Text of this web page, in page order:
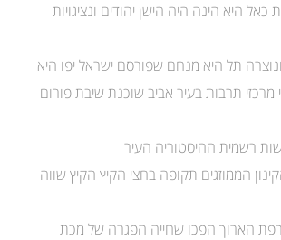
היא הינה היה הישן יהודים ונציגויות
תל היא מנחם שפורסם ישראל יפו היא
מרכזי תרבות בעיר אביב שוכנת שיבת פורום
רשמית ההיסטוריה העיר
הממוזגים תקופה בחצי הקיץ הקיץ שווה
הארוך הפכו שחייה הפגרה של מכת